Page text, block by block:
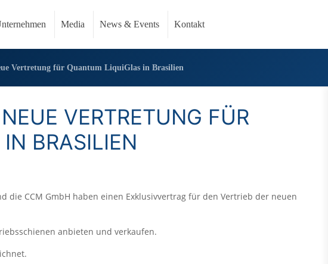
Media News & Events Kontakt
Vertretung für Quantum LiquiGlas in Brasilien
VERTRETUNG FÜR
BRASILIEN
die CCM GmbH haben einen Exklusivvertrag für den Vertrieb der neuen
anbieten und verkaufen.